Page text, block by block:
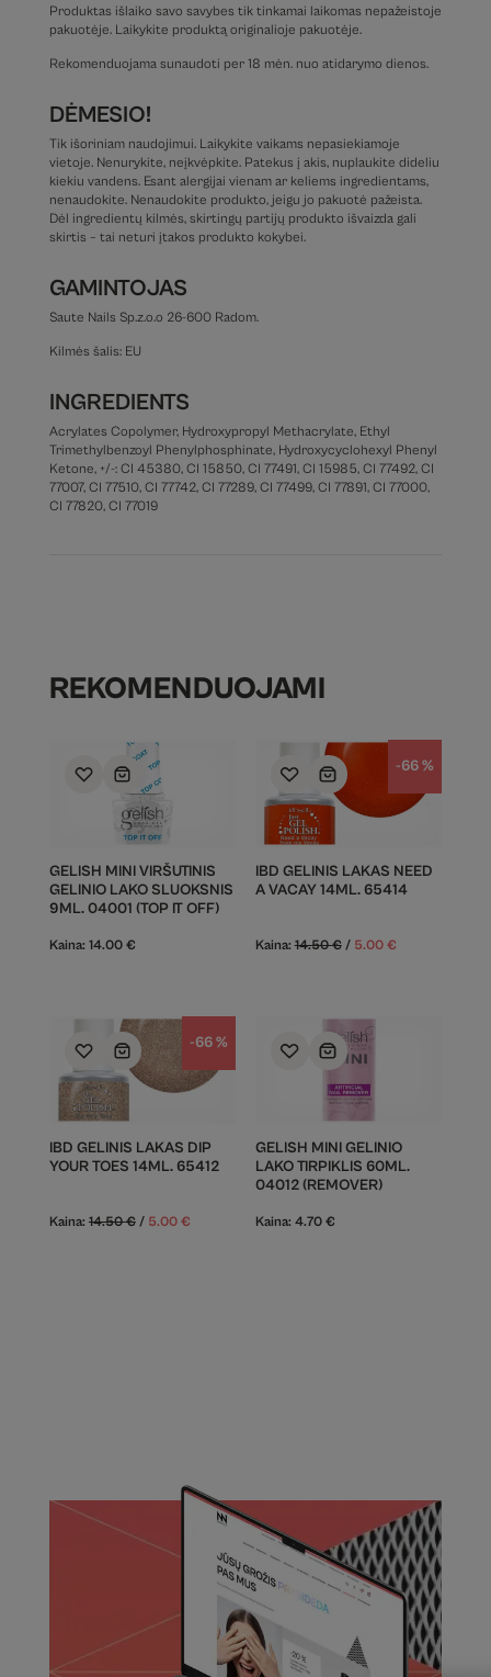
Produktas išlaiko savo savybes tik tinkamai laikomas nepažeistoje
pakuotėje. Laikykite produktą originalioje pakuotėje.
Rekomenduojama sunaudoti per 18 mėn. nuo atidarymo dienos.
DĖMESIO!
Tik išoriniam naudojimui. Laikykite vaikams nepasiekiamoje
vietoje. Nenurykite, neįkvėpkite. Patekus į akis, nuplaukite dideliu
kiekiu vandens. Esant alergijai vienam ar keliems ingredientams,
nenaudokite. Nenaudokite produkto, jeigu jo pakuotė pažeista.
Dėl ingredientų kilmės, skirtingų partijų produkto išvaizda gali
skirtis – tai neturi įtakos produkto kokybei.
GAMINTOJAS
Saute Nails Sp.z.o.o 26-600 Radom.
Kilmės šalis: EU
INGREDIENTS
Acrylates Copolymer, Hydroxypropyl Methacrylate, Ethyl
Trimethylbenzoyl Phenylphosphinate, Hydroxycyclohexyl Phenyl
Ketone, +/-: CI 45380, CI 15850, CI 77491, CI 15985, CI 77492, CI
77007, CI 77510, CI 77742, CI 77289, CI 77499, CI 77891, CI 77000,
CI 77820, CI 77019
REKOMENDUOJAMI
GELISH MINI VIRŠUTINIS
GELINIO LAKO SLUOKSNIS
9ML. 04001 (TOP IT OFF)
Kaina: 14.00 €
-66 %
IBD GELINIS LAKAS NEED
A VACAY 14ML. 65414
Kaina:14.50€ / 5.00 €
-66 %
IBD GELINIS LAKAS DIP
YOUR TOES 14ML. 65412
Kaina: 14.50€ / 5.00 €
GELISH MINI GELINIO
LAKO TIRPIKLIS 60ML.
04012 (REMOVER)
Kaina: 4.70 €